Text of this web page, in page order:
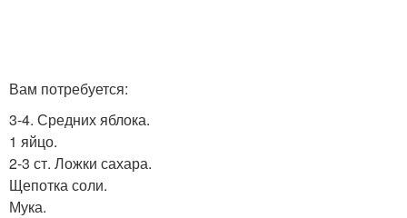
Вам потребуется:
3-4. Средних яблока.
1 яйцо.
2-3 ст. Ложки сахара.
Щепотка соли.
Мука.